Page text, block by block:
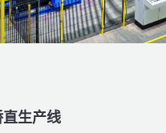
生产线